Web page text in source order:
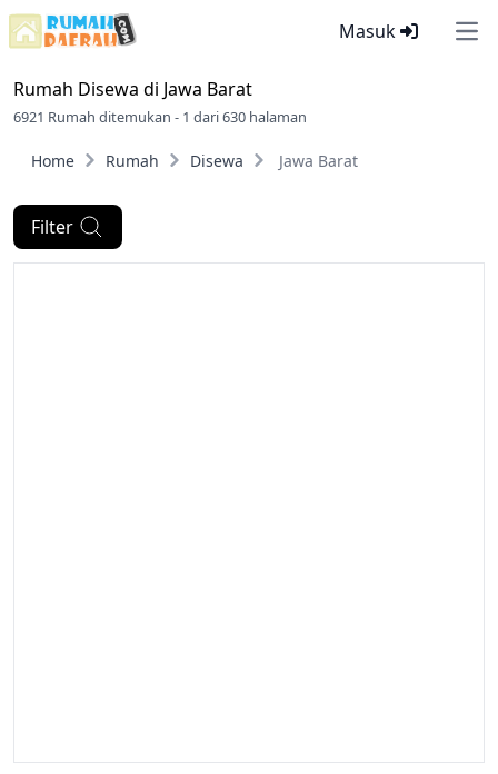
Masuk
Rumah Disewa di Jawa Barat
6921 Rumah ditemukan - 1 dari 630 halaman
Home Rumah Disewa Jawa Barat
Filter